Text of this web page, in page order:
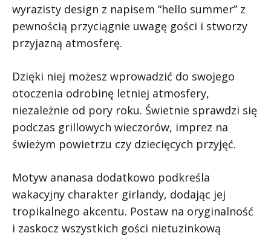
wyrazisty design z napisem “hello summer” z
pewnością przyciągnie uwagę gości i stworzy
przyjazną atmosferę.
Dzięki niej możesz wprowadzić do swojego
otoczenia odrobinę letniej atmosfery,
niezależnie od pory roku. Świetnie sprawdzi się
podczas grillowych wieczorów, imprez na
świeżym powietrzu czy dziecięcych przyjęć.
Motyw ananasa dodatkowo podkreśla
wakacyjny charakter girlandy, dodając jej
tropikalnego akcentu. Postaw na oryginalność
i zaskocz wszystkich gości nietuzinkową